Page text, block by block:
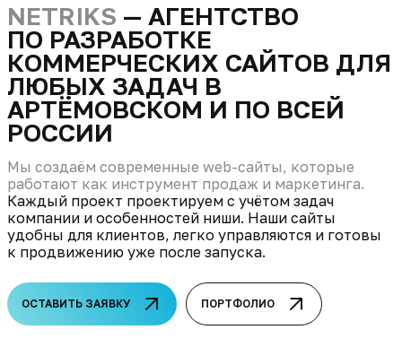
NETRIKS — АГЕНТСТВО
ПО РАЗРАБОТКЕ
КОММЕРЧЕСКИХ САЙТОВ ДЛЯ
ЛЮБЫХ ЗАДАЧ В
АРТЁМОВСКОМ И ПО ВСЕЙ
РОССИИ
Мы создаём современные web-сайты, которые
работают как инструмент продаж и маркетинга.
Каждый проект проектируем с учётом задач
компании и особенностей ниши. Наши сайты
удобны для клиентов, легко управляются и готовы
к продвижению уже после запуска.
ОСТАВИТЬ ЗАЯВКУ ПОРТФОЛИО